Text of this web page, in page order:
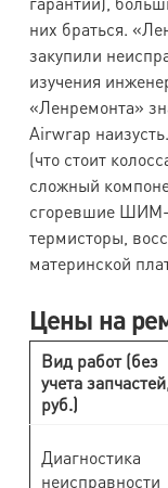
них браться.
закупили
изучения
«Ленремонта»
Airwrap
(что стоит
сложный
сгоревшие ШИМ-
термисторы,
материнской
Цены на
Вид работ (без
учета
руб.)
Диагностика
неисправности